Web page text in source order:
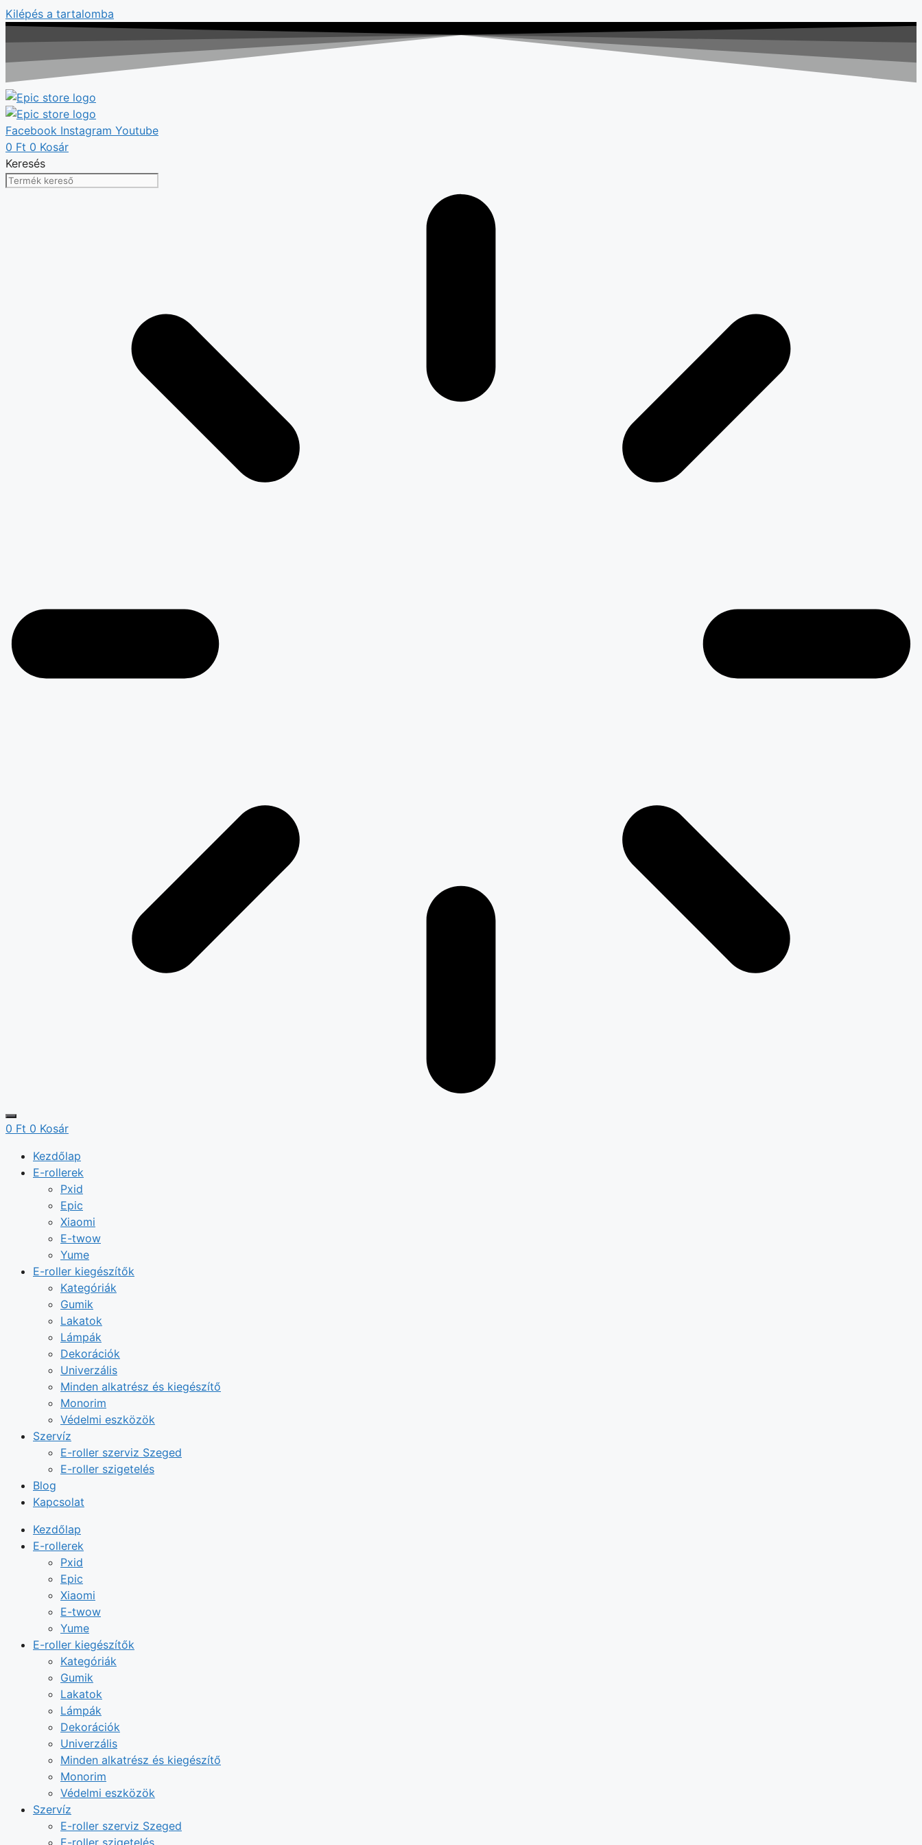
Kilépés a tartalomba
Facebook Instagram Youtube
0 Ft 0 Kosár
Keresés
0 Ft 0 Kosár
Kezdőlap
E-rollerek
Pxid
Epic
Xiaomi
E-twow
Yume
E-roller kiegészítők
Kategóriák
Gumik
Lakatok
Lámpák
Dekorációk
Univerzális
Minden alkatrész és kiegészítő
Monorim
Védelmi eszközök
Szervíz
E-roller szerviz Szeged
E-roller szigetelés
Blog
Kapcsolat
Kezdőlap
E-rollerek
Pxid
Epic
Xiaomi
E-twow
Yume
E-roller kiegészítők
Kategóriák
Gumik
Lakatok
Lámpák
Dekorációk
Univerzális
Minden alkatrész és kiegészítő
Monorim
Védelmi eszközök
Szervíz
E-roller szerviz Szeged
E-roller szigetelés